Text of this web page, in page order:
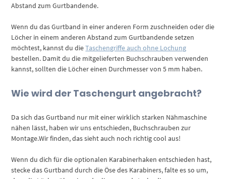
Abstand zum Gurtbandende.
Wenn du das Gurtband in einer anderen Form zuschneiden oder die
Löcher in einem anderen Abstand zum Gurtbandende setzen
möchtest, kannst du dieTaschengriffe auch ohne Lochung
bestellen. Damit du die mitgelieferten Buchschrauben verwenden
kannst, sollten die Löcher einen Durchmesser von 5 mm haben.
Wie wird der Taschengurt angebracht?
Da sich das Gurtband nur mit einer wirklich starken Nähmaschine
nähen lässt, haben wir uns entschieden, Buchschrauben zur
Montage.Wir finden, das sieht auch noch richtig cool aus!
Wenn du dich für die optionalen Karabinerhaken entschieden hast,
stecke das Gurtband durch die Öse des Karabiners, falte es so um,